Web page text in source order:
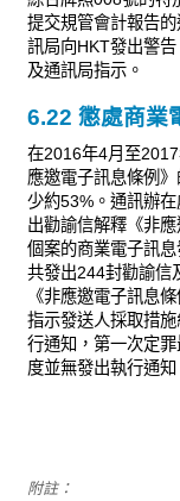
提交規管會計報告
訊局向HKT發出警
及通訊局指示。
6.22 懲處商業
在2016年4月至
應邀電子訊息條例
少約53%。通訊辦
出勸諭信解釋《非
個案的商業電子訊
共發出244封勸諭信
《非應邀電子訊息
指示發送人採取措
行通知，第一次定
度並無發出執行通知
附註：